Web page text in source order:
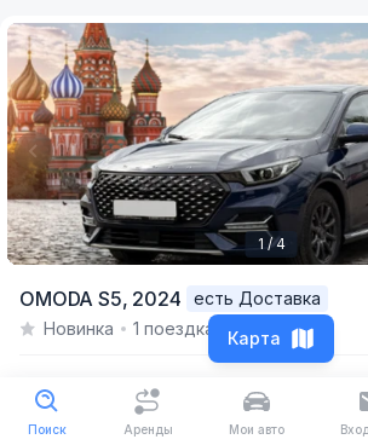
of
1 / 4
OMODA S5, 2024
есть Доставка
Новинка
1 поездка
от 3880 ₽ / сутки
Поиск Аренды Мои авто
Карта